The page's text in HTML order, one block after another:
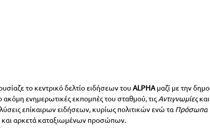
το κεντρικό δελτίο ειδήσεων του ALPHA μαζί με την
ακόμη ενημερωτικές εκπομπές του σταθμού, τις Αντιγνωμίες
επίκαιρων ειδήσεων, κυρίως πολιτικών ενώ τα Πρόσωπα
και αρκετά καταξιωμένων προσώπων.